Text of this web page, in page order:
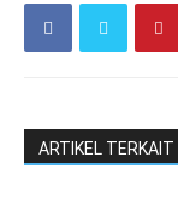
ARTIKEL TERKAIT